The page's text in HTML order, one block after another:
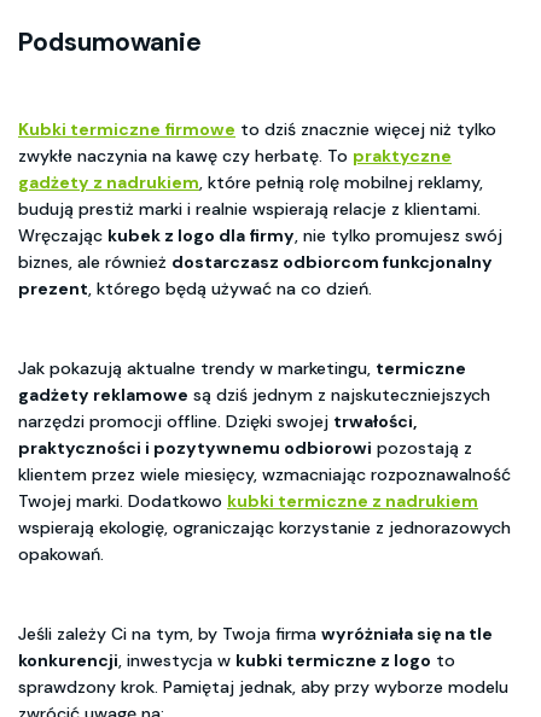
Podsumowanie
Kubki termiczne firmowe to dziś znacznie więcej niż tylko
zwykłe naczynia na kawę czy herbatę. To praktyczne
gadżety z nadrukiem, które pełnią rolę mobilnej reklamy,
budują prestiż marki i realnie wspierają relacje z klientami.
Wręczając kubek z logo dla firmy, nie tylko promujesz swój
biznes, ale również dostarczasz odbiorcom funkcjonalny
prezent, którego będą używać na co dzień.
Jak pokazują aktualne trendy w marketingu, termiczne
gadżety reklamowe są dziś jednym z najskuteczniejszych
narzędzi promocji offline. Dzięki swojej trwałości,
praktyczności i pozytywnemu odbiorowi pozostają z
klientem przez wiele miesięcy, wzmacniając rozpoznawalność
Twojej marki. Dodatkowo kubki termiczne z nadrukiem
wspierają ekologię, ograniczając korzystanie z jednorazowych
opakowań.
Jeśli zależy Ci na tym, by Twoja firma wyróżniała się na tle
konkurencji, inwestycja w kubki termiczne z logo to
sprawdzony krok. Pamiętaj jednak, aby przy wyborze modelu